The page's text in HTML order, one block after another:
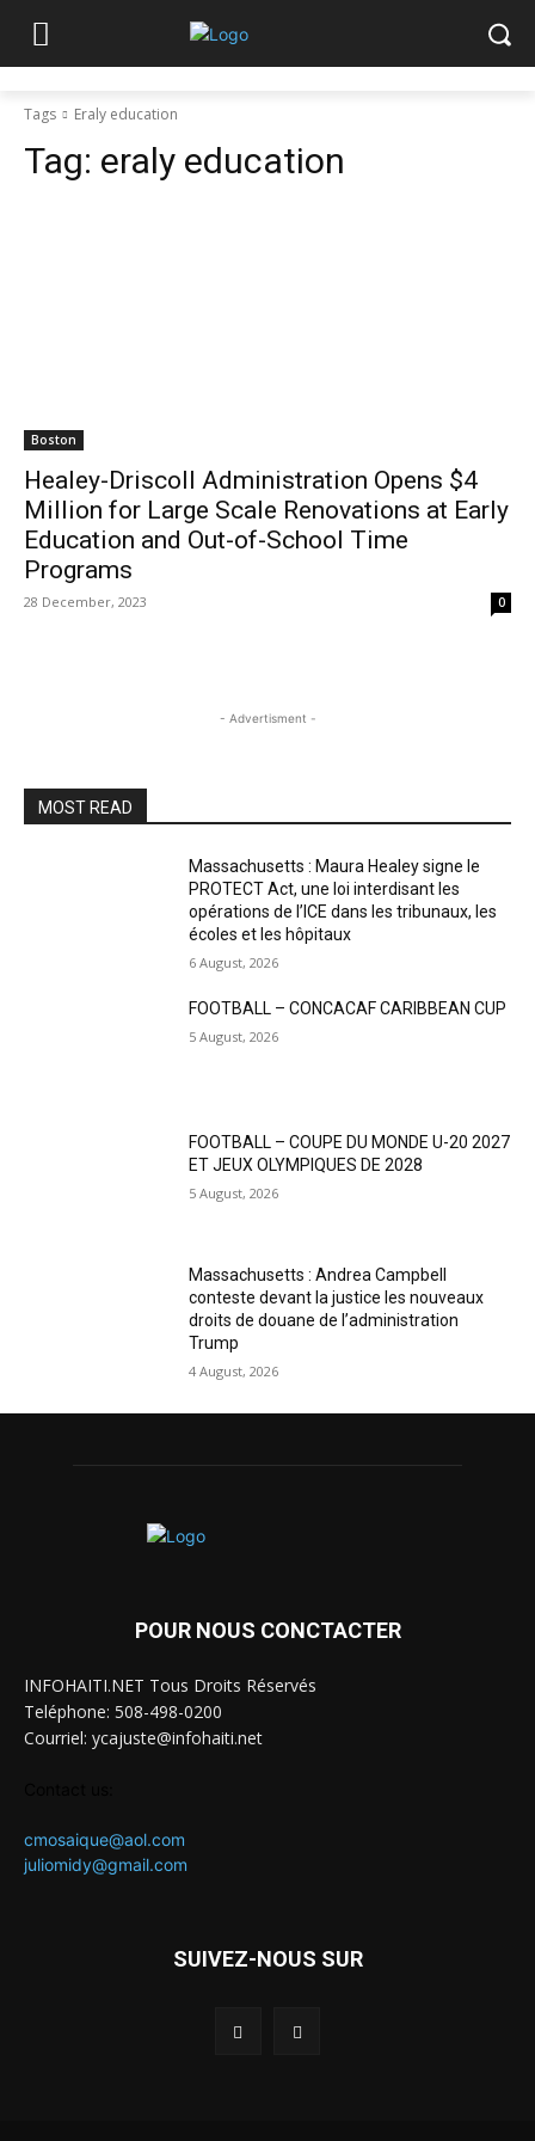
Tags Eraly education
Tag: eraly education
Boston
Healey-Driscoll Administration Opens $4
Million for Large Scale Renovations at Early
Education and Out-of-School Time
Programs
28 December, 2023 0
- Advertisment -
MOST READ
Massachusetts : Maura Healey signe le
PROTECT Act, une loi interdisant les
opérations de l’ICE dans les tribunaux, les
écoles et les hôpitaux
6 August, 2026
FOOTBALL – CONCACAF CARIBBEAN CUP
5 August, 2026
FOOTBALL – COUPE DU MONDE U-20 2027
ET JEUX OLYMPIQUES DE 2028
5 August, 2026
Massachusetts : Andrea Campbell
conteste devant la justice les nouveaux
droits de douane de l’administration
Trump
4 August, 2026
POUR NOUS CONCTACTER
INFOHAITI.NET Tous Droits Réservés
Teléphone: 508-498-0200
Courriel: ycajuste@infohaiti.net
cmosaique@aol.com
juliomidy@gmail.com
SUIVEZ-NOUS SUR